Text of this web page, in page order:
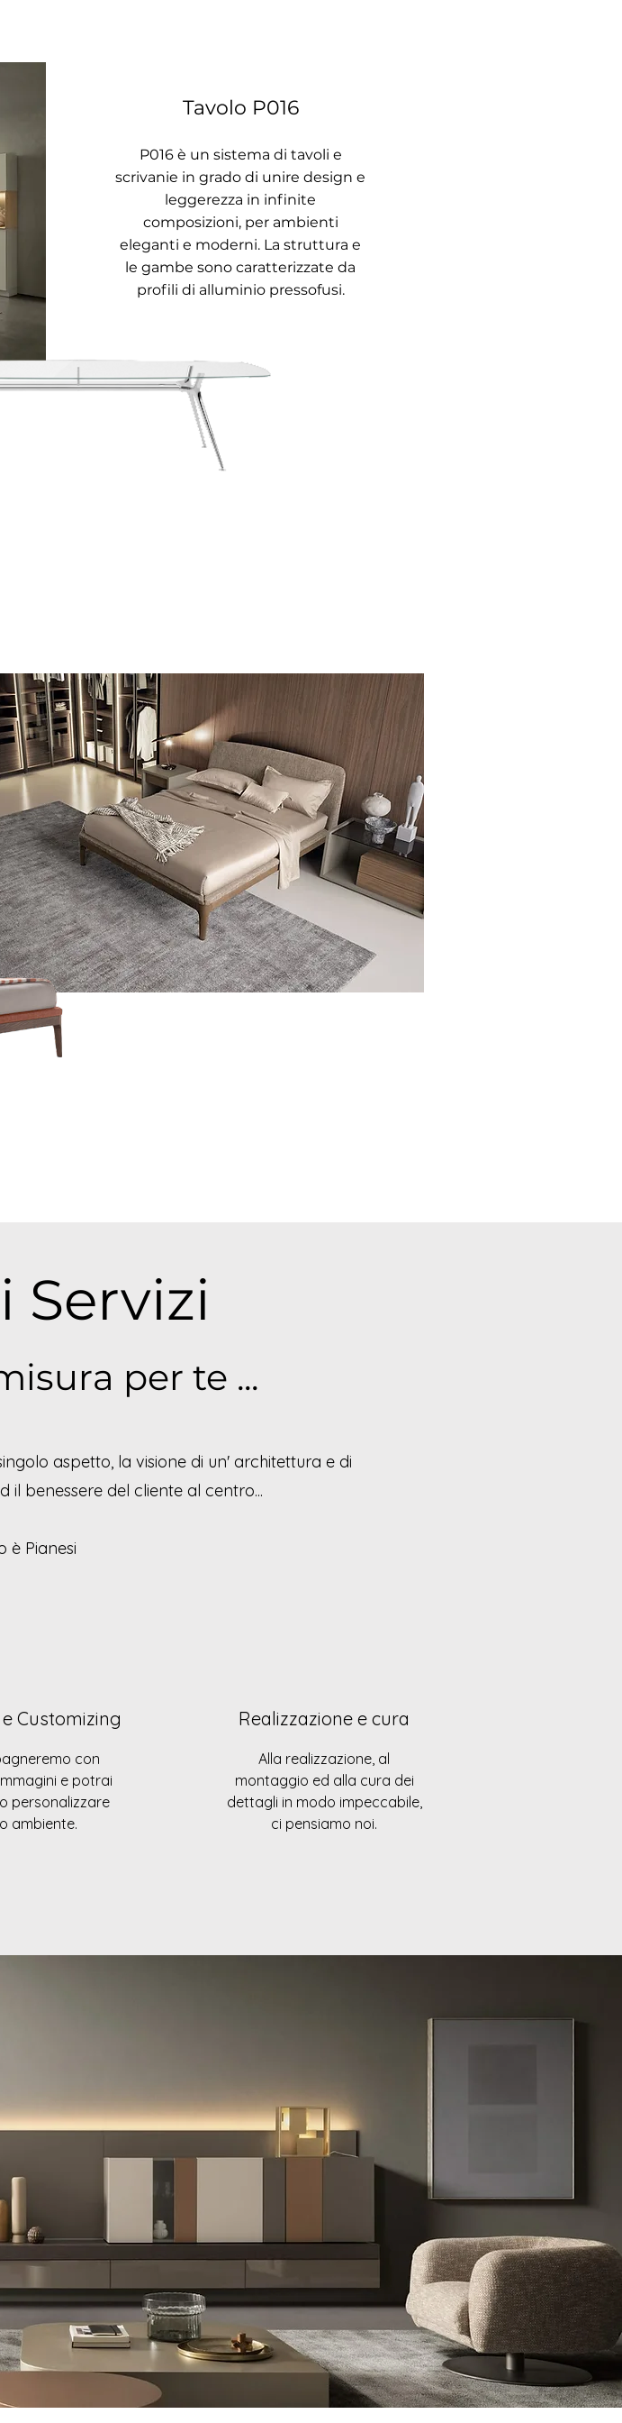
Tavolo P016
P016 è un sistema di tavoli e
scrivanie in grado di unire design e
leggerezza in infinite
composizioni, per ambienti
eleganti e moderni. La struttura e
le gambe sono caratterizzate da
profili di alluminio pressofusi.
Servizi
per te ...
aspetto, la visione di un' architettura e di
il benessere del cliente al centro...
è Pianesi
Customizing
con
e potrai
personalizzare
ambiente.
Realizzazione e cura
Alla realizzazione, al
montaggio ed alla cura dei
dettagli in modo impeccabile,
ci pensiamo noi.